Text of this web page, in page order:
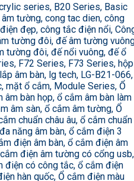
series, B20 Series, Basic
tường, cong tac dien, công
đẹp, công tắc điện nổi,
tường đôi, đế âm tường
tường đôi, đế nổi vuông, đế ổ
F72 Series, F73 Series, hộp
âm bàn, lg tech, LG-B21-066,
mặt ổ cắm, Module Series, Ổ
âm bàn họp, ổ cắm âm bàn làm
âm sàn, ổ cắm âm tường, Ổ
chuẩn châu âu, ổ cắm chuẩn
năng âm bàn, ổ cắm điện 3
điện âm bàn, ổ cắm điện âm
điện âm tường có cổng usb,
điện có công tắc, ổ cắm điện
hàn quốc, Ổ cắm điện màu